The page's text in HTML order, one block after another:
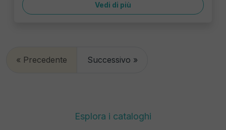
Vedi di più
« Precedente Successivo »
Esplora i cataloghi